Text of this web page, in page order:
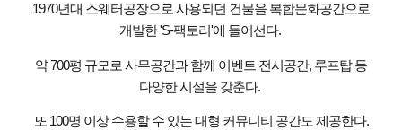
1970년대 스웨터공장으로 사용되던 건물을 복합문화공간으로
개발한 'S-팩토리'에 들어선다.
약 700평 규모로 사무공간과 함께 이벤트 전시공간, 루프탑 등
다양한 시설을 갖춘다.
또 100명 이상 수용할 수 있는 대형 커뮤니티 공간도 제공한다.